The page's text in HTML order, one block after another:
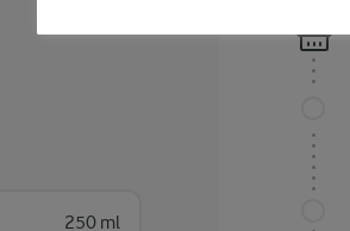
250 ml